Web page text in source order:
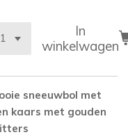
In
winkelwagen
sneeuwbol met
kaars met gouden